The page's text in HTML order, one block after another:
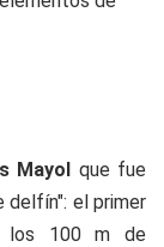
Mayol que fue
delfín": el primer
los 100 m de